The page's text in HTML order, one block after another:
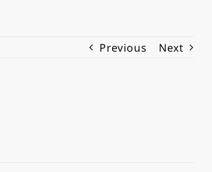
Previous Next